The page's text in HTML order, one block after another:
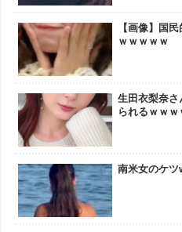
【画像】国
ｗｗｗｗｗ
生田衣梨奈さ
られるｗｗｗ
南米女のケツ